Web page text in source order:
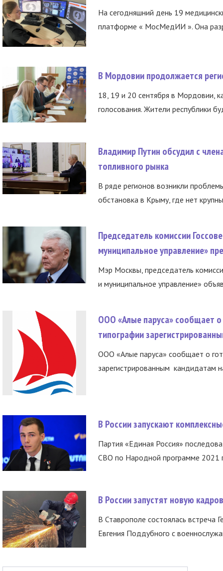
На сегодняшний день 19
платформе « МосМедИИ ». Она
В Мордовии продолжается
18, 19 и 20 сентября в Мордовии,
голосования. Жители республики
Владимир Путин обсудил с
топливного рынка
В ряде регионов возникли
обстановка в Крыму, где нет
Председатель комиссии
муниципальное управление»
Мэр Москвы, председатель
и муниципальное управление»
ООО «Алые паруса» сообщает о
типографии
ООО «Алые паруса» сообщает о
зарегистрированным кандидатам
В России запускают
Партия «Единая Россия»
СВО по Народной программе 2021
В России запустят новую
В Ставрополе состоялась встреча
Евгения Поддубного с